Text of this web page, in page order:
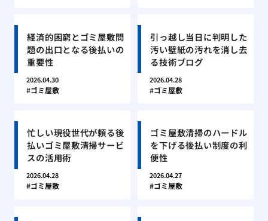
経済的困窮とゴミ屋敷問
題の出口となる後払いの
重要性
2026.04.30
ゴミ屋敷
引っ越し当日に判明した
汚い壁紙の汚れを消し去
る技術ブログ
2026.04.28
ゴミ屋敷
忙しい現役世代が頼る後
払いゴミ屋敷清掃サービ
スの活用術
2026.04.28
ゴミ屋敷
ゴミ屋敷清掃のハードル
を下げる後払い制度の利
便性
2026.04.27
ゴミ屋敷